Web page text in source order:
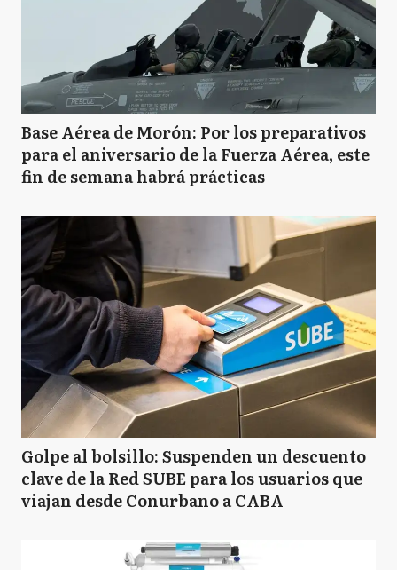
Base Aérea de Morón: Por los preparativos
para el aniversario de la Fuerza Aérea, este
fin de semana habrá prácticas
Golpe al bolsillo: Suspenden un descuento
clave de la Red SUBE para los usuarios que
viajan desde Conurbano a CABA